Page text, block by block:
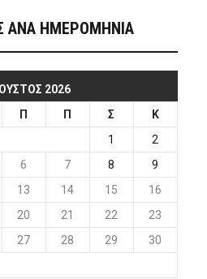
ΑΝΑ ΗΜΕΡΟΜΗΝΙΑ
2026
Π Π Σ
Κ
1
2
6 7 8
9
13 14 15
16
20 21 22
23
27 28 29
30